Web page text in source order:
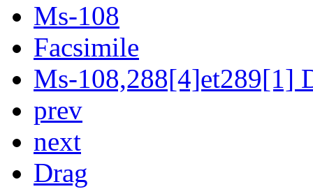
Ms-108
Facsimile
Ms-108,288[4]et289[1]
prev
next
Drag